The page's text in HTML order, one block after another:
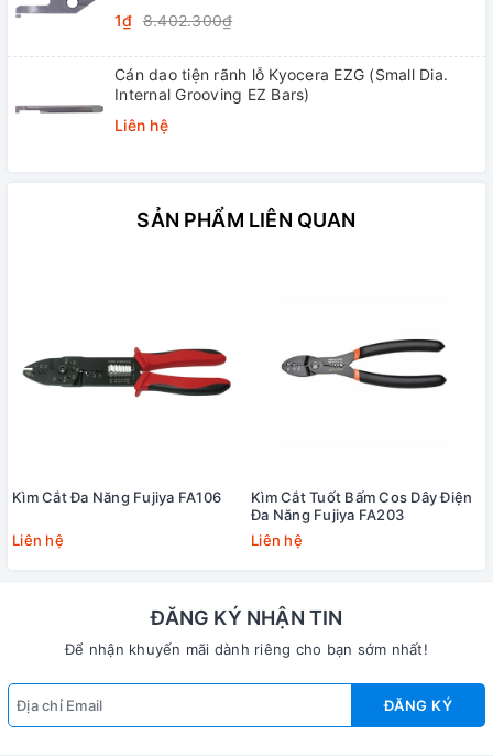
1₫ 8.402.300₫
Cán dao tiện rãnh lỗ Kyocera EZG (Small Dia.
Internal Grooving EZ Bars)
Liên hệ
SẢN PHẨM LIÊN QUAN
Kìm Cắt Đa Năng Fujiya FA106
Liên hệ
Kìm Cắt Tuốt Bấm Cos Dây Điện
Đa Năng Fujiya FA203
Liên hệ
ĐĂNG KÝ NHẬN TIN
Để nhận khuyến mãi dành riêng cho bạn sớm nhất!
ĐĂNG KÝ